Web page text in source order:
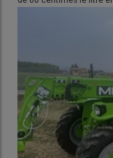
Comment
?
L’AdBlue est un
d’un coproduit de